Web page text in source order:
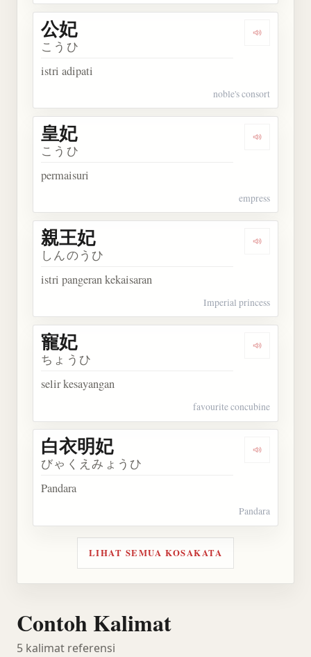
Dengarkan
公妃
こうひ
istri adipati
noble's consort
Dengarkan
皇妃
こうひ
permaisuri
empress
Dengarkan
親王妃
しんのうひ
istri pangeran kekaisaran
Imperial princess
Dengarkan
寵妃
ちょうひ
selir kesayangan
favourite concubine
Dengarkan
白衣明妃
びゃくえみょうひ
Pandara
Pandara
LIHAT SEMUA KOSAKATA
Contoh Kalimat
5 kalimat referensi